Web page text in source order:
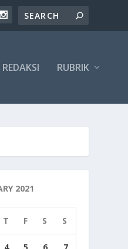
REDAKSI RUBRIK
2021
T F S S